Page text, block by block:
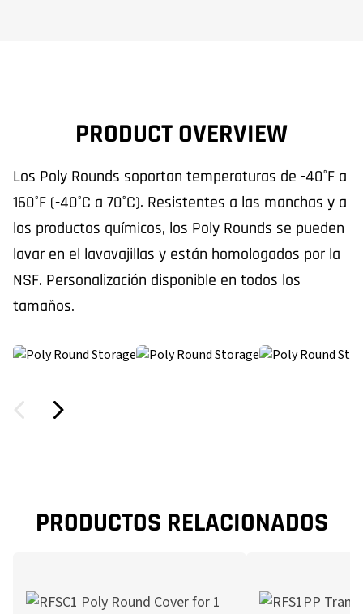
PRODUCT OVERVIEW
Los Poly Rounds soportan temperaturas de -40°F a
160°F (-40°C a 70°C). Resistentes a las manchas y a
los productos químicos, los Poly Rounds se pueden
lavar en el lavavajillas y están homologados por la
NSF. Personalización disponible en todos los
tamaños.
PRODUCTOS RELACIONADOS